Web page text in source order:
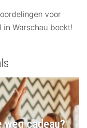
voor
Warschau boekt!
cadeau?